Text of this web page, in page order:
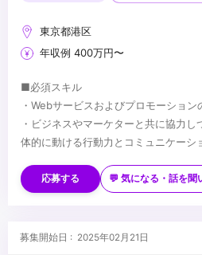
東京都港区
年収例 400万円〜
■必須スキル
・Webサービスおよびプロモーショ
・ビジネスやマーケターと共に協力
体的に動ける行動力とコミュニケーシ
・Photoshop、Illustratorの実務経験3
・ユーザーの反応を見ながら柔軟に対
・インタビューなどで得た定性データ
データなどインサイトを捉えたデザイ
・Premiere、AfterEffectsの実務経験3
...
応募する 💬 気になる・話を聞
募集開始日 : 2025年02月21日